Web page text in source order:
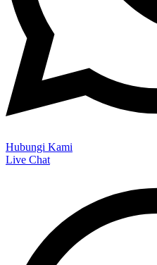
Hubungi Kami
Live Chat